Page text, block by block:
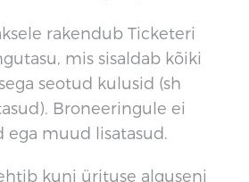
rakendub Ticketeri
mis sisaldab kõiki
seotud kulusid (sh
Broneeringule ei
ega muud lisatasud.
kuni ürituse alguseni